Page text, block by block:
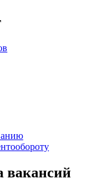
вакансий